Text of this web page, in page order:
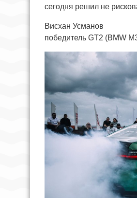
сегодня решил не
Висхан Усманов
победитель GT2 (BMW